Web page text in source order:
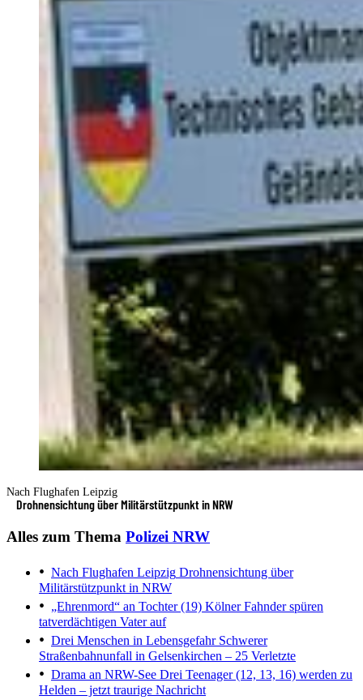
Nach Flughafen Leipzig
Drohnensichtung über Militärstützpunkt in NRW
Alles zum Thema Polizei NRW
Nach Flughafen Leipzig Drohnensichtung über
Militärstützpunkt in NRW
„Ehrenmord“ an Tochter (19) Kölner Fahnder spüren
tatverdächtigen Vater auf
Drei Menschen in LebensgefahrSchwerer
Straßenbahnunfall in Gelsenkirchen – 25 Verletzte
Drama an NRW-See Drei Teenager (12, 13, 16) werden zu
Helden – jetzt traurige Nachricht